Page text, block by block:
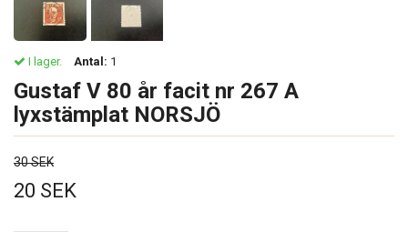
I lager. Antal: 1
Gustaf V 80 år facit nr 267 A
lyxstämplat NORSJÖ
30 SEK
20 SEK